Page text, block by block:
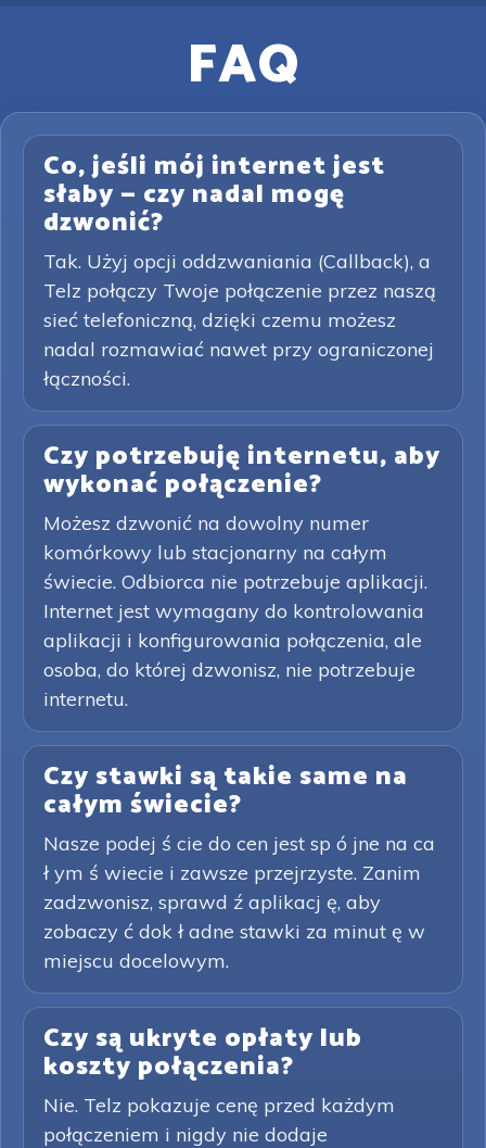
FAQ
Co, jeśli mój internet jest
słaby — czy nadal mogę
dzwonić?
Tak. Użyj opcji oddzwaniania (Callback), a
Telz połączy Twoje połączenie przez naszą
sieć telefoniczną, dzięki czemu możesz
nadal rozmawiać nawet przy ograniczonej
łączności.
Czy potrzebuję internetu, aby
wykonać połączenie?
Możesz dzwonić na dowolny numer
komórkowy lub stacjonarny na całym
świecie. Odbiorca nie potrzebuje aplikacji.
Internet jest wymagany do kontrolowania
aplikacji i konfigurowania połączenia, ale
osoba, do której dzwonisz, nie potrzebuje
internetu.
Czy stawki są takie same na
całym świecie?
Nasze podej ś cie do cen jest sp ó jne na ca
ł ym ś wiecie i zawsze przejrzyste. Zanim
zadzwonisz, sprawd ź aplikacj ę, aby
zobaczy ć dok ł adne stawki za minut ę w
miejscu docelowym.
Czy są ukryte opłaty lub
koszty połączenia?
Nie. Telz pokazuje cenę przed każdym
połączeniem i nigdy nie dodaje